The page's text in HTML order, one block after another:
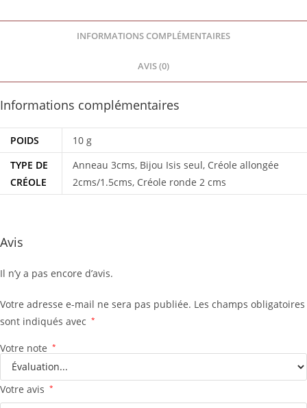
INFORMATIONS COMPLÉMENTAIRES
AVIS (0)
Informations complémentaires
POIDS
10 g
TYPE DE
CRÉOLE
Anneau 3cms, Bijou Isis seul, Créole allongée
2cms/1.5cms, Créole ronde 2 cms
Avis
Il n’y a pas encore d’avis.
Votre adresse e-mail ne sera pas publiée. Les champs obligatoires
sont indiqués avec *
Votre note *
Votre avis *